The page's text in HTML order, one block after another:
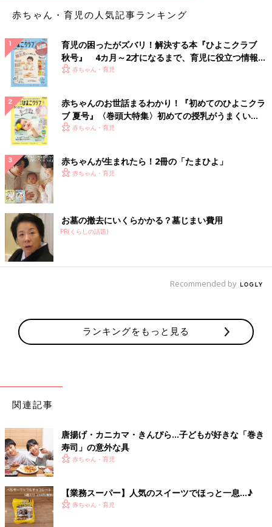
出典：Instagramアカウント「TastyTime」
TastyTimeさんは3食セットの焼きそばを購入。粉末ソース付き
で、およそ80円とかなりお買い得！麺もモチモチしていてお値段
以上の美味しさだそうですよ♪
赤ちゃん・育児の人気記事ランキング
育児の困ったがズバリ！解決する本『ひよこクラブ
秋号』 4カ月～2才になるまで、育児に役立つ情報が
いっぱい！
赤ちゃん・育児
赤ちゃんのお世話まるわかり！『初めてのひよこクラ
ブ 夏号』〈巻頭大特集〉初めての授乳がうまくい
く！ おっぱい・ミルクの基本と夏のトラブル 解決テ
赤ちゃん・育児
赤ちゃんが生まれたら！2冊の「たまひよ」
赤ちゃん・育児
お墓の撤去にいくらかかる？墓じまい費用
PR(くらしの話題)
Recommended by
ランキングをもっと見る
関連記事
唐揚げ・カニカマ・きんぴら…子どもが好きな「巻き
寿司」の意外な具
赤ちゃん・育児
【業務スーパー】人気のスイーツでほっと一息…♪
赤ちゃん・育児